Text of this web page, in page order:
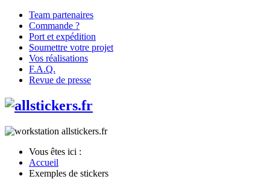
Team partenaires
Commande ?
Port et expédition
Soumettre votre projet
Vos réalisations
F.A.Q.
Revue de presse
Vous êtes ici :
Accueil
Exemples de stickers